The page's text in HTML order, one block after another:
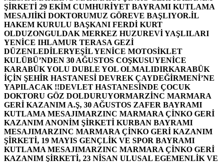
ŞİRKETİ 29 EKİM CUMHURİYET BAYRAMI KUTLAMA
MESAJIİKİ DOKTORUMUZ GÖREVE BAŞLIYOR.İL
HAKEM KURULU BAŞKANI FERDİ KURT
OLDUZONGULDAK MERKEZ HUZUREVİ YAŞLILARI
YENİCE IHLAMUR TERASA GEZİ
DÜZENLEDİLERYEŞİL YENİCE MOTOSİKLET
KULÜBÜ’NDEN 30 AĞUSTOS COŞKUSUYENİCE
KARABÜK YOLU DUBLE YOL OLMALIDIRKARABÜK
İÇİN ŞEHİR HASTANESİ DEVREK ÇAYDEĞİRMENİ’NE
YAPILACAK !!DEVLET HASTANESİNDE ÇOCUK
DOKTORU GÖZ DOLDURUYORMARZİNC MARMARA
GERİ KAZANIM A.Ş, 30 AĞUSTOS ZAFER BAYRAMI
KUTLAMA MESAJIMARZINC MARMARA ÇİNKO GERİ
KAZANIM ANONİM ŞİRKETİ KURBAN BAYRAMI
MESAJIMARZINC MARMARA ÇİNKO GERİ KAZANIM
ŞİRKETİ, 19 MAYIS GENÇLİK VE SPOR BAYRAMI
KUTLAMA MESAJIMARZINC MARMARA ÇİNKO GERİ
KAZANIM ŞİRKETİ, 23 NİSAN ULUSAL EGEMENLİK VE